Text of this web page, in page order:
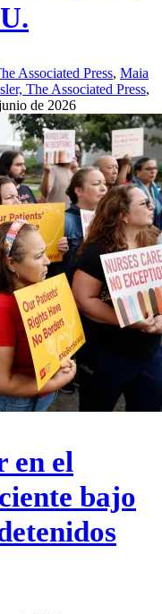
Associated Press, Maia
The Associated Press,
de 2026
en el
bajo